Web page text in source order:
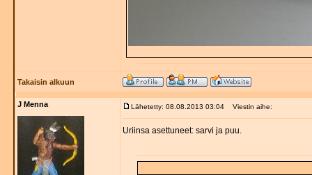
Takaisin alkuun
J Menna Lähetetty: 08.08.2013 03:04 Viestin aihe:
Uriinsa asettuneet: sarvi ja puu.